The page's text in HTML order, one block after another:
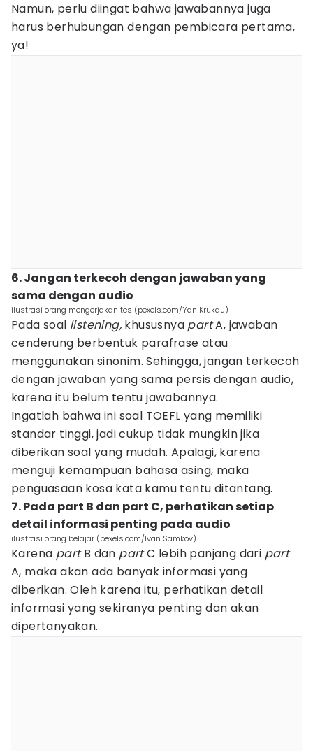
Namun, perlu diingat bahwa jawabannya juga
harus berhubungan dengan pembicara pertama,
ya!
6. Jangan terkecoh dengan jawaban yang
sama dengan audio
ilustrasi orang mengerjakan tes (pexels.com/Yan Krukau)
Pada soal listening, khususnya partA, jawaban
cenderung berbentuk parafrase atau
menggunakan sinonim. Sehingga, jangan terkecoh
dengan jawaban yang sama persis dengan audio,
karena itu belum tentu jawabannya.
Ingatlah bahwa ini soal TOEFL yang memiliki
standar tinggi, jadi cukup tidak mungkin jika
diberikan soal yang mudah. Apalagi, karena
menguji kemampuan bahasa asing, maka
penguasaan kosa kata kamu tentu ditantang.
7. Pada part B dan part C, perhatikan setiap
detail informasi penting pada audio
ilustrasi orang belajar (pexels.com/Ivan Samkov)
Karena partB dan partC lebih panjang dari part
A, maka akan ada banyak informasi yang
diberikan. Oleh karena itu, perhatikan detail
informasi yang sekiranya penting dan akan
dipertanyakan.